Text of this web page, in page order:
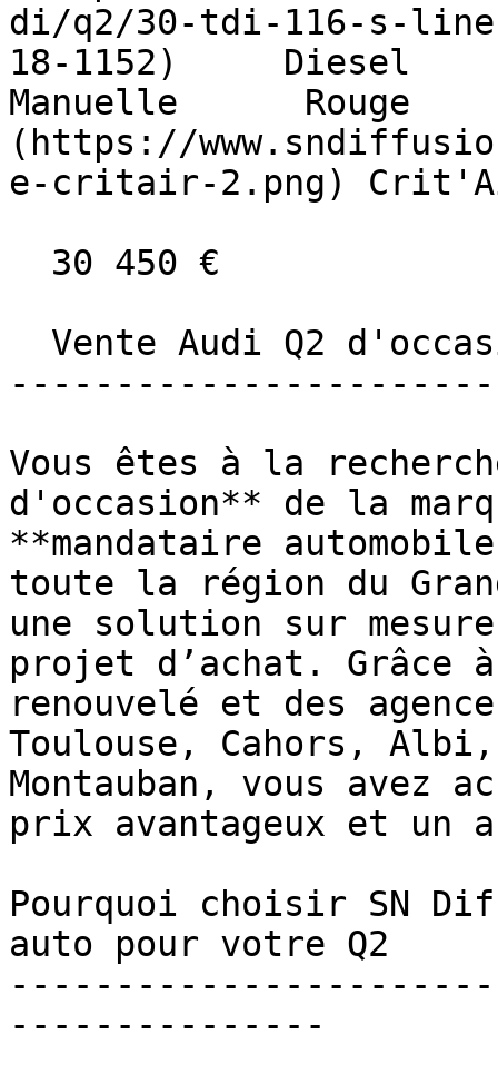
di/q2/30-tdi-116-s-
18-1152)     Diesel
Manuelle      Rouge
(https://
e-critair-2.png)
Vous êtes à la
d'occasion** de la
**mandataire
toute la région du
une solution sur
projet d’achat. Grâce à
renouvelé et des
Toulouse, Cahors,
Montauban, vous avez
prix avantageux et un
Pourquoi choisir SN
auto pour votre Q2
---------------